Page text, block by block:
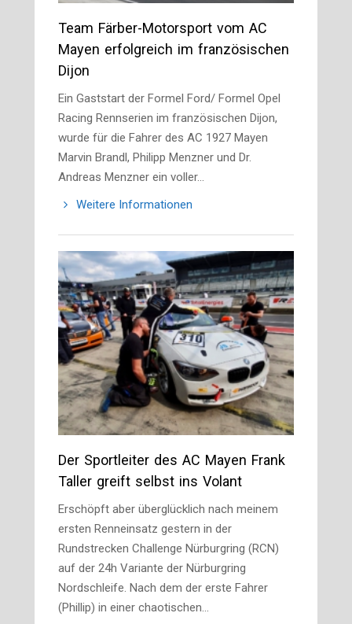
Team Färber-Motorsport vom AC
Mayen erfolgreich im französischen
Dijon
Ein Gaststart der Formel Ford/ Formel Opel
Racing Rennserien im französischen Dijon,
wurde für die Fahrer des AC 1927 Mayen
Marvin Brandl, Philipp Menzner und Dr.
Andreas Menzner ein voller…
Weitere Informationen
Der Sportleiter des AC Mayen Frank
Taller greift selbst ins Volant
Erschöpft aber überglücklich nach meinem
ersten Renneinsatz gestern in der
Rundstrecken Challenge Nürburgring (RCN)
auf der 24h Variante der Nürburgring
Nordschleife. Nach dem der erste Fahrer
(Phillip) in einer chaotischen…